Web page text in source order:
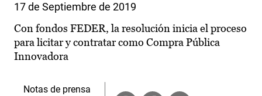
17 de Septiembre de 2019
Con fondos FEDER, la resolución inicia el proceso
para licitar y contratar como Compra Pública
Innovadora
Notas de prensa